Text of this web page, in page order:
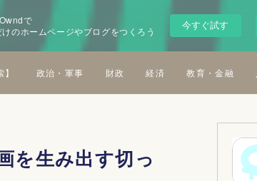
で
のホームページやブログをつくろう
今すぐ試す
政治・軍事 財政 経済 教育・金融
を生み出す切っ